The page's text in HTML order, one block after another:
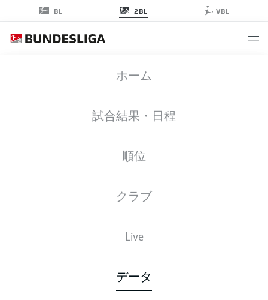
BL 2BL VBL
ホーム
試合結果・日程
順位
クラブ
Live
データ
2. BUNDESLIGA STATS 2024-2025
PLAYERS CLUBS